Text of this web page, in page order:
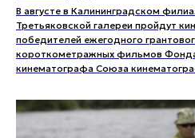
В августе в Калининградском
Третьяковской галереи пройдут
победителей ежегодного
короткометражных фильмов
кинематографа Союза